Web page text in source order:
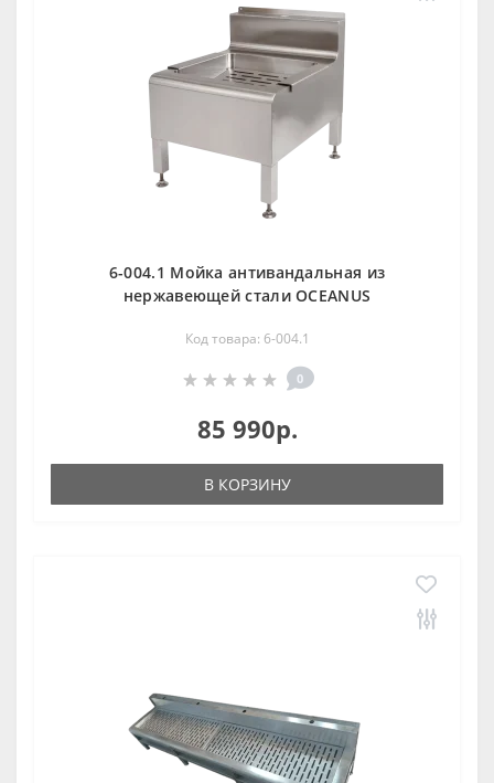
6-004.1 Мойка антивандальная из
нержавеющей стали OCEANUS
Код товара: 6-004.1
0
85 990р.
В КОРЗИНУ